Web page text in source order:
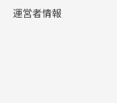
運営者情報